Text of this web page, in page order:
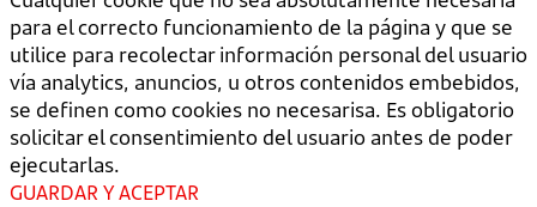
para el correcto funcionamiento de la página y que se
utilice para recolectar información personal del usuario
vía analytics, anuncios, u otros contenidos embebidos,
se definen como cookies no necesarisa. Es obligatorio
solicitar el consentimiento del usuario antes de poder
ejecutarlas.
GUARDAR Y ACEPTAR